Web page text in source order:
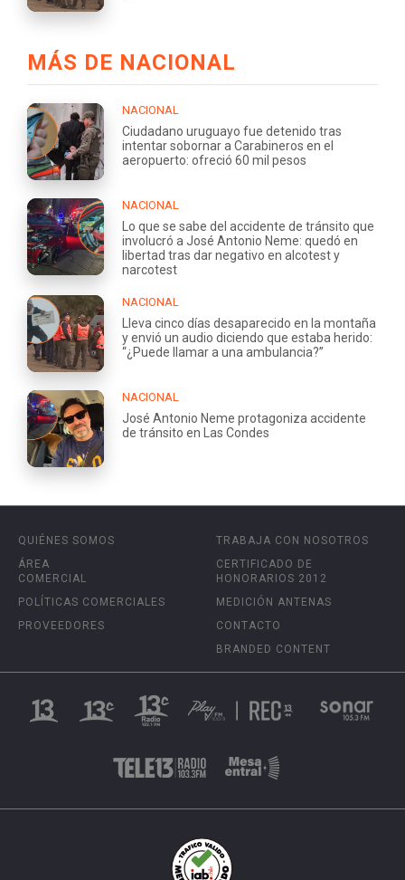
MÁS DE NACIONAL
NACIONAL
Ciudadano uruguayo fue detenido tras
intentar sobornar a Carabineros en el
aeropuerto: ofreció 60 mil pesos
NACIONAL
Lo que se sabe del accidente de tránsito que
involucró a José Antonio Neme: quedó en
libertad tras dar negativo en alcotest y
narcotest
NACIONAL
Lleva cinco días desaparecido en la montaña
y envió un audio diciendo que estaba herido:
“¿Puede llamar a una ambulancia?”
NACIONAL
José Antonio Neme protagoniza accidente
de tránsito en Las Condes
QUIÉNES SOMOS
ÁREA
COMERCIAL
POLÍTICAS COMERCIALES
PROVEEDORES
TRABAJA CON NOSOTROS
CERTIFICADO DE
HONORARIOS 2012
MEDICIÓN ANTENAS
CONTACTO
BRANDED CONTENT